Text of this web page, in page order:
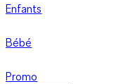
Enfants
Bébé
Promo